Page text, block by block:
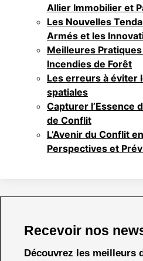
Allier Immobilier et
Les Nouvelles
Armés et les
Meilleures
Incendies de Forêt
Les erreurs à éviter
spatiales
Capturer l’Essence
de Conflit
L’Avenir du Conflit
Perspectives et
Recevoir nos
Découvrez les meilleurs